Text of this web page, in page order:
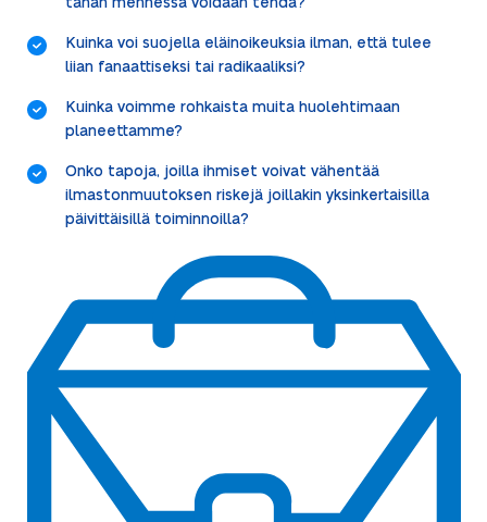
Kuinka voi suojella eläinoikeuksia ilman, että tulee
liian fanaattiseksi tai radikaaliksi?
Kuinka voimme rohkaista muita huolehtimaan
planeettamme?
Onko tapoja, joilla ihmiset voivat vähentää
ilmastonmuutoksen riskejä joillakin yksinkertaisilla
päivittäisillä toiminnoilla?